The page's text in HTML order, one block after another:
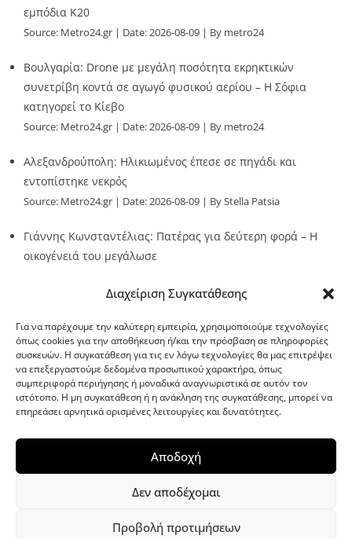
Διαχείριση Συγκατάθεσης
Για να παρέχουμε την καλύτερη εμπειρία, χρησιμοποιούμε τεχνολογίες
όπως cookies για την αποθήκευση ή/και την πρόσβαση σε πληροφορίες
συσκευών. Η συγκατάθεση για τις εν λόγω τεχνολογίες θα μας επιτρέψει
να επεξεργαστούμε δεδομένα προσωπικού χαρακτήρα, όπως
συμπεριφορά περιήγησης ή μοναδικά αναγνωριστικά σε αυτόν τον
ιστότοπο. Η μη συγκατάθεση ή η ανάκληση της συγκατάθεσης, μπορεί να
επηρεάσει αρνητικά ορισμένες λειτουργίες και δυνατότητες.
Αποδοχή
Δεν αποδέχομαι
Προβολή προτιμήσεων
εμπόδια Κ20
Source: Metro24.gr Date: 2026-08-09 By metro24
Βουλγαρία: Drone με μεγάλη ποσότητα εκρηκτικών
συνετρίβη κοντά σε αγωγό φυσικού αερίου – Η Σόφια
κατηγορεί το Κίεβο
Source: Metro24.gr Date: 2026-08-09 By metro24
Αλεξανδρούπολη: Ηλικιωμένος έπεσε σε πηγάδι και
εντοπίστηκε νεκρός
Source: Metro24.gr Date: 2026-08-09 By Stella Patsia
Γιάννης Κωνσταντέλιας: Πατέρας για δεύτερη φορά – Η
οικογένειά του μεγάλωσε
G-point.gr